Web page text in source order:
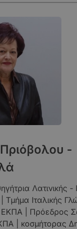
-
Λατινικής -
Τμήμα Ιταλικής
ΕΚΠΑ | Πρόεδρος
| κοσμήτορας